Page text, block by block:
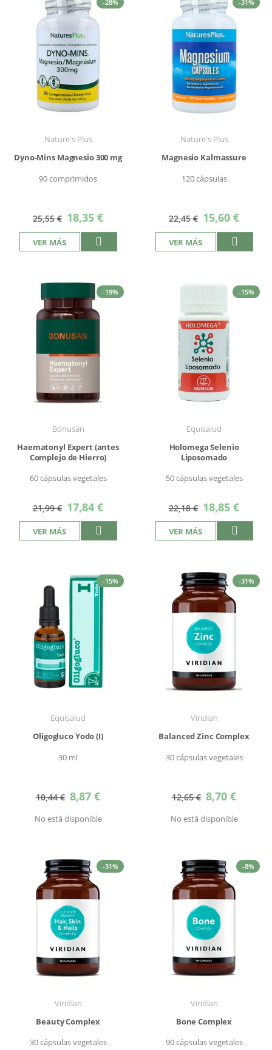
-28%
Nature's Plus
Dyno-Mins Magnesio 300 mg
90 comprimidos
25,55 € Precio
especial
18,35 €
VER MÁS
-31%
Nature's Plus
Magnesio Kalmassure
120 cápsulas
22,45 € Precio
especial
15,60 €
VER MÁS
-19%
Bonusan
Haematonyl Expert (antes
Complejo de Hierro)
60 cápsulas vegetales
21,99 € Precio
especial
17,84 €
VER MÁS
-15%
Equisalud
Holomega Selenio
Liposomado
50 cápsulas vegetales
22,18 € Precio
especial
18,85 €
VER MÁS
-15%
Equisalud
Oligogluco Yodo (I)
30 ml
10,44 € Precio
especial
8,87 €
No está disponible
-31%
Viridian
Balanced Zinc Complex
30 cápsulas vegetales
12,65 € Precio
especial
8,70 €
No está disponible
-31%
Viridian
Beauty Complex
30 cápsulas vegetales
-8%
Viridian
Bone Complex
90 cápsulas vegetales